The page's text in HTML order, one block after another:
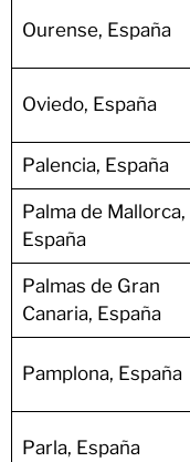
Ourense, España
Oviedo, España
Palencia, España
Palma de Mallorca,
España
Palmas de Gran
Canaria, España
Pamplona, España
Parla, España